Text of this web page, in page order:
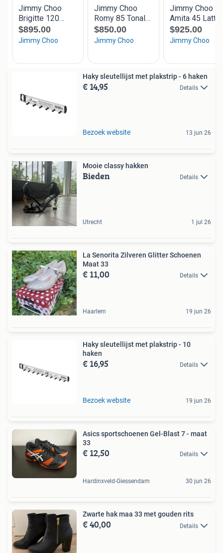
Haky sleutellijst met plakstrip - 6 haken
€ 14,95 Details
Bezoek website 13 jun 26
Mooie classy hakken
Bieden Details
Utrecht 1 jul 26
La Senorita Zilveren Glitter Schoenen
Maat 33
€ 11,00 Details
Haarlem 19 jun 26
Haky sleutellijst met plakstrip - 10
haken
€ 16,95 Details
Bezoek website 19 jun 26
Asics sportschoenen Gel-Blast 7 - maat
33
€ 12,50 Details
Hardinxveld-Giessendam 30 jun 26
Zwarte hak maa 33 met gouden rits
€ 40,00 Details